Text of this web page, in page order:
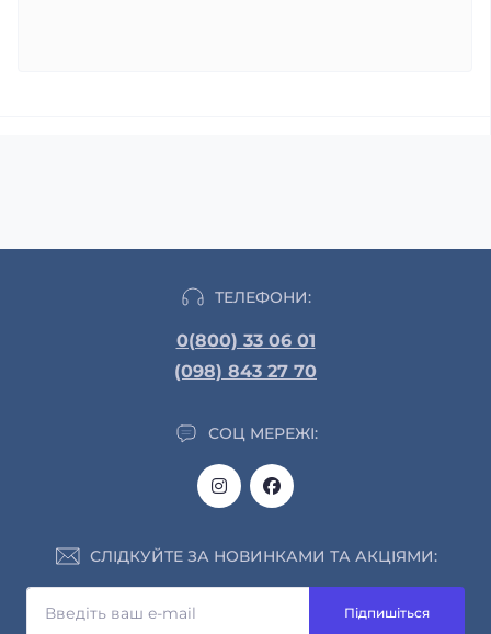
ТЕЛЕФОНИ:
0(800) 33 06 01
(098) 843 27 70
СОЦ МЕРЕЖІ:
СЛІДКУЙТЕ ЗА НОВИНКАМИ ТА АКЦІЯМИ:
Підпишіться